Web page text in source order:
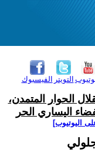
الفيسبوك التويتر
الحوار المتمدن،
اليساري الحر
اليوتيوب]